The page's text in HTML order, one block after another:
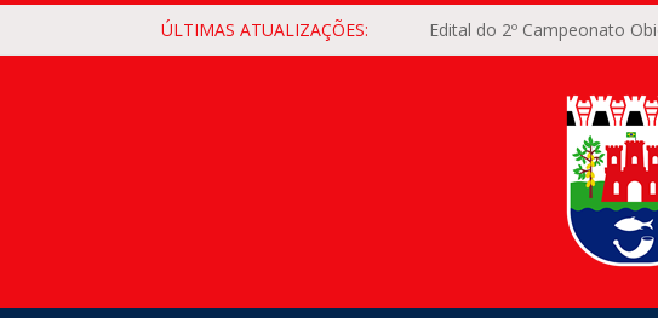
ÚLTIMAS ATUALIZAÇÕES: Edital do 2º Campeonato